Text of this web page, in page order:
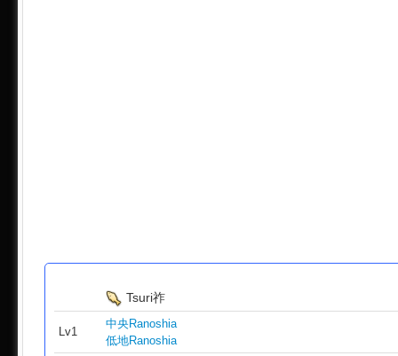
Tsuri祚
Lv1
中央Ranoshia
低地Ranoshia